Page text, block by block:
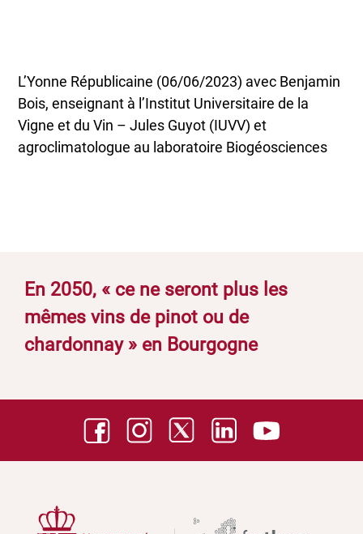
En 2050, « ce ne seront plus les
mêmes vins de pinot ou de
chardonnay » en Bourgogne
L’Yonne Républicaine (06/06/2023) avec Benjamin
Bois, enseignant à l’Institut Universitaire de la
Vigne et du Vin – Jules Guyot (IUVV) et
agroclimatologue au laboratoire Biogéosciences